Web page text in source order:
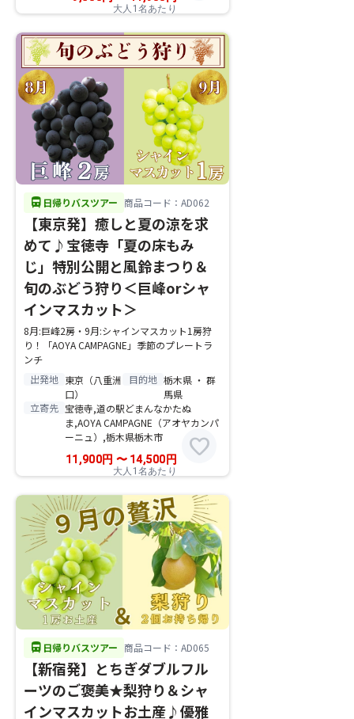
大人1名あたり
directions_bus 日帰りバスツアー 商品コード：AD062
【東京発】癒しと夏の涼を求
めて♪宝徳寺「夏の床もみ
じ」特別公開と風鈴まつり＆
旬のぶどう狩り＜巨峰orシャ
インマスカット＞
8月:巨峰2房・9月:シャインマスカット1房狩
り！「AOYA CAMPAGNE」季節のプレートラ
ンチ
出発地 東京（八重洲
口）
目的地 栃木県 ・ 群
馬県
立寄先 宝徳寺,道の駅どまんなかたぬ
ま,AOYA CAMPAGNE（アオヤカンパ
ーニュ）,栃木県栃木市
11,900円 〜14,500 円
大人1名あたり
favorite
directions_bus 日帰りバスツアー 商品コード：AD065
【新宿発】とちぎダブルフル
ーツのご褒美★梨狩り＆シャ
インマスカットお土産♪優雅